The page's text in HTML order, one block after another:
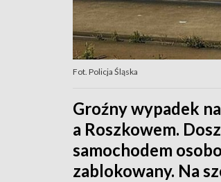
Fot. Policja Śląska
Groźny wypadek
a Roszkowem.
samochodem
zablokowany. Na